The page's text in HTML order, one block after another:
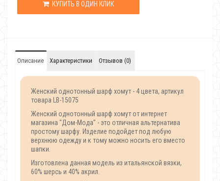
КУПИТЬ В ОДИН КЛИК
Описание Характеристики Отзывов (0)
Женский однотонный шарф хомут - 4 цвета, артикул
товара LB-15075
Женский однотонный шарф хомут от интернет
магазина "Дом-Мода" - это отличная альтернатива
простому шарфу. Изделие подойдет под любую
верхнюю одежду и к тому можно носить его вместо
шапки.
Изготовлена данная модель из итальянской вязки,
60% шерсь и 40% акрил.